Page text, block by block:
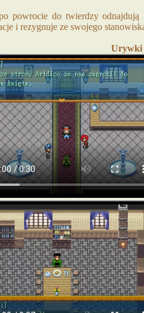
powrocie do twierdzy
i rezygnuje ze swojego
Urywki